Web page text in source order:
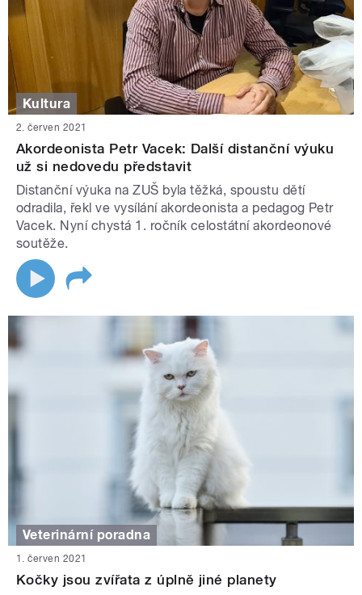
Kultura
2. červen 2021
Akordeonista Petr Vacek: Další distanční výuku
už si nedovedu představit
Distanční výuka na ZUŠ byla těžká, spoustu dětí
odradila, řekl ve vysílání akordeonista a pedagog Petr
Vacek. Nyní chystá 1. ročník celostátní akordeonové
soutěže.
Veterinární poradna
1. červen 2021
Kočky jsou zvířata z úplně jiné planety